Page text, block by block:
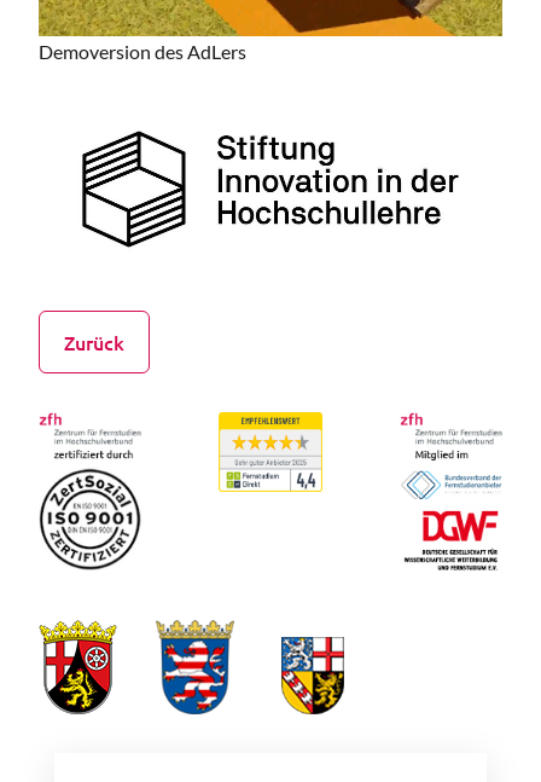
Demoversion des AdLers
Zurück